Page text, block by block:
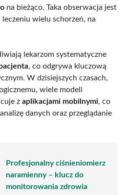
na bieżąco. Taka obserwacja jest
wielu schorzeń, na
lekarzom systematyczne
, co odgrywa kluczową
W dzisiejszych czasach,
wiele modeli
z aplikacjami mobilnymi, co
danych oraz przeglądanie
Profesjonalny ciśnieniomierz
naramienny – klucz do
monitorowania zdrowia